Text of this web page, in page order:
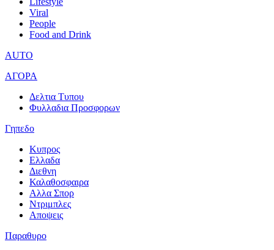
Viral
People
Food and Drink
AUTO
ΑΓΟΡΑ
Δελτια Τυπου
Φυλλαδια Προσφορων
Γηπεδο
Κυπρος
Ελλαδα
Διεθνη
Καλαθοσφαιρα
Αλλα Σπορ
Ντριμπλες
Αποψεις
Παραθυρο